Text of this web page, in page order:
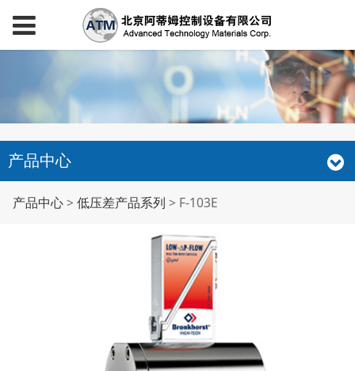
产品中心
F-103E
产品中心> 低压差产品系列 > F-103E